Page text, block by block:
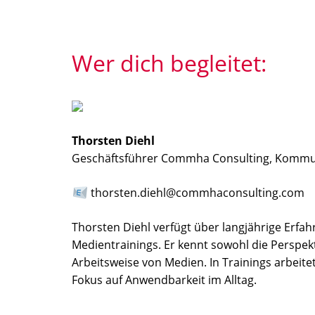
Wer dich begleitet:
Thorsten Diehl
Geschäftsführer Commha Consulting,
thorsten.diehl@commhaconsulting.com
Thorsten Diehl verfügt über langjährige
Medientrainings. Er kennt sowohl die
Arbeitsweise von Medien. In Trainings
Fokus auf Anwendbarkeit im Alltag.